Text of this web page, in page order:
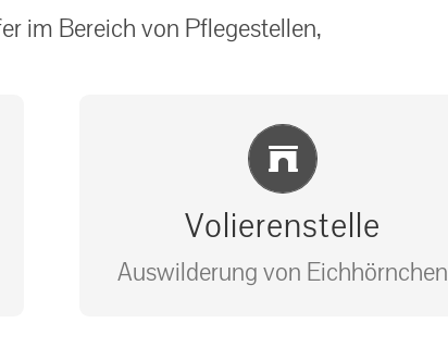
im Bereich von Pflegestellen,
Volierenstelle
Auswilderung von Eichhörnchen
Einlernung und Infos